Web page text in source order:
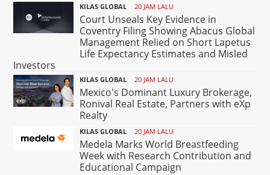
KILAS GLOBAL 20 JAM LALU
Court Unseals Key Evidence in
Coventry Filing Showing Abacus Global
Management Relied on Short Lapetus
Life Expectancy Estimates and Misled
Investors
KILAS GLOBAL 20 JAM LALU
Mexico's Dominant Luxury Brokerage,
Ronival Real Estate, Partners with eXp
Realty
KILAS GLOBAL 20 JAM LALU
Medela Marks World Breastfeeding
Week with Research Contribution and
Educational Campaign